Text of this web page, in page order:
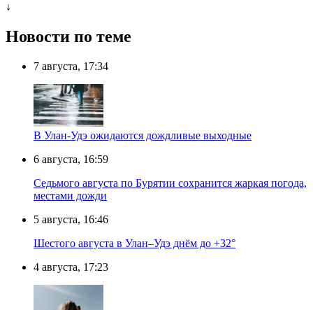
↓
Новости по теме
7 августа, 17:34
В Улан-Удэ ожидаются дождливые выходные
6 августа, 16:59
Седьмого августа по Бурятии сохранится жаркая погода,
местами дожди
5 августа, 16:46
Шестого августа в Улан–Удэ днём до +32°
4 августа, 17:23